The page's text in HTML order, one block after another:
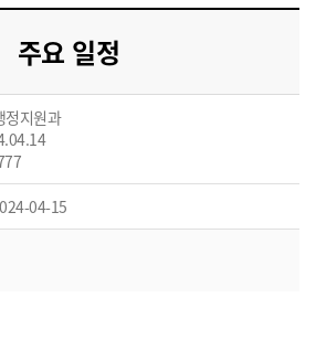
주요 일정
정지원과
04-15